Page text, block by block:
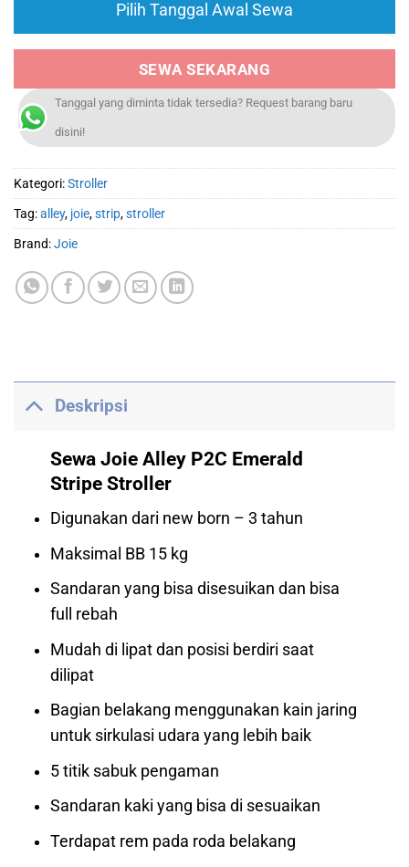
Pilih Tanggal Awal Sewa
SEWA SEKARANG
Tanggal yang diminta tidak tersedia? Request barang baru
disini!
Kategori:Stroller
Tag:alley, joie,strip,stroller
Brand:Joie
Deskripsi
Sewa Joie Alley P2C Emerald
Stripe Stroller
Digunakan dari new born – 3 tahun
Maksimal BB 15 kg
Sandaran yang bisa disesuikan dan bisa
full rebah
Mudah di lipat dan posisi berdiri saat
dilipat
Bagian belakang menggunakan kain jaring
untuk sirkulasi udara yang lebih baik
5 titik sabuk pengaman
Sandaran kaki yang bisa di sesuaikan
Terdapat rem pada roda belakang